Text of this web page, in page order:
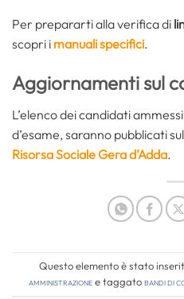
Per prepararti alla verifica di
scopri i manuali specifici.
Aggiornamenti sul
L’elenco dei candidati
d’esame, saranno pubblicati
Risorsa Sociale Gera d’Adda.
Questo elemento è stato
amministrazionee taggatobandi di